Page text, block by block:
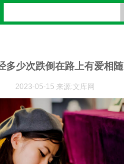
多少次跌倒在路上有爱相随
2023-05-15 来源:文库网